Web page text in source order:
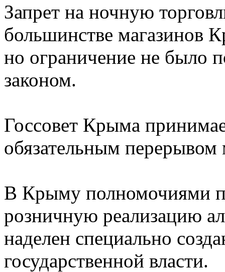
Запрет на ночную
большинстве магазинов
но ограничение не было
законом.
Госсовет Крыма
обязательным
В Крыму полномочиями
розничную реализацию
наделен специально
государственной власти.